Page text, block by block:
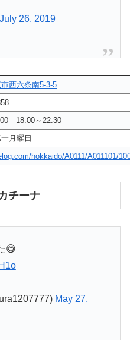
July 26, 2019
西六条南5-3-5
18:00～22:30
月曜日
hokkaido/A0111/A011101/
チーナ
😋
May 27,